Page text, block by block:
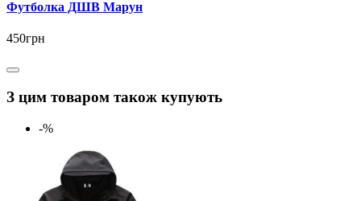
Футболка ДШВ Марун
450грн
З цим товаром також купують
-%